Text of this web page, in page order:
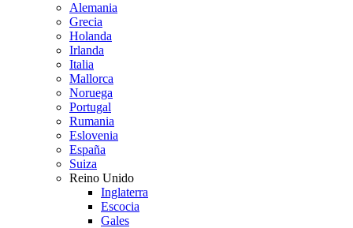
Alemania
Grecia
Holanda
Irlanda
Italia
Mallorca
Noruega
Portugal
Rumania
Eslovenia
España
Suiza
Reino Unido
Inglaterra
Escocia
Gales